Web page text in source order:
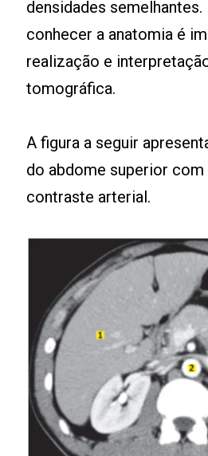
densidades
conhecer a anatomia é
realização e
tomográfica.
A figura a seguir
do abdome superior com
contraste arterial.